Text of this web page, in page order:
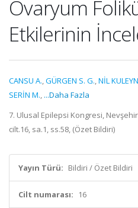
Ovaryum
Etkilerinin
CANSU A.,GÜRGEN S. G.,NİL
SERİN M., ...Daha Fazla
7. Ulusal Epilepsi Kongresi,
cilt.16, sa.1, ss.58, (Özet Bildiri)
Yayın Türü: Bildiri / Özet Bildiri
Cilt numarası: 16